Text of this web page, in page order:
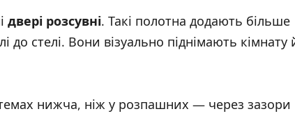
двері розсувні. Такі полотна додають більше
до стелі. Вони візуально піднімають кімнату
нижча, ніж у розпашних — через зазори